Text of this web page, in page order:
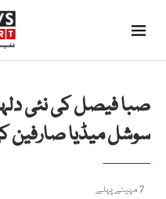
صبا فیصل کی نئی
سوشل میڈیا صارفین
7 مہینے پہلے